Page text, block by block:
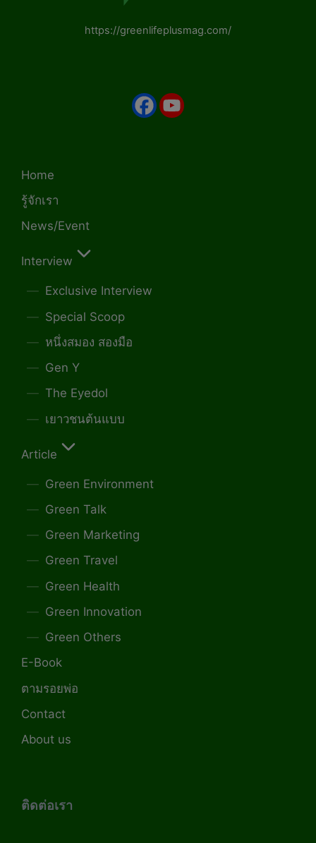
https://greenlifeplusmag.com/
Home
รู้จักเรา
News/Event
Interview
Exclusive Interview
Special Scoop
หนึ่งสมอง สองมือ
Gen Y
The Eyedol
เยาวชนต้นแบบ
Article
Green Environment
Green Talk
Green Marketing
Green Travel
Green Health
Green Innovation
Green Others
E-Book
ตามรอยพ่อ
Contact
About us
ติดต่อเรา